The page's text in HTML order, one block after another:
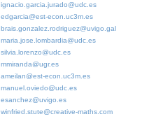
ignacio.garcia.jurado@udc.es
edgarcia@est-econ.uc3m.es
brais.gonzalez.rodriguez@uvigo.gal
maria.jose.lombardia@udc.es
silvia.lorenzo@udc.es
mmiranda@ugr.es
ameilan@est-econ.uc3m.es
manuel.oviedo@udc.es
esanchez@uvigo.es
winfried.stute@creative-maths.com